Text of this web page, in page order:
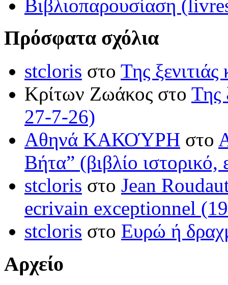
Βιβλιοπαρουσίαση
Πρόσφατα σχόλια
stcloris στο Της
Κρίτων Ζωάκος στο Της
27-7-26)
Αθηνά ΚΑΚΟΎΡΗ στο
Βήτα” (βιβλίο
stcloris στο Jean
ecrivain exceptionnel
stcloris στο Ευρώ ή
Αρχείο